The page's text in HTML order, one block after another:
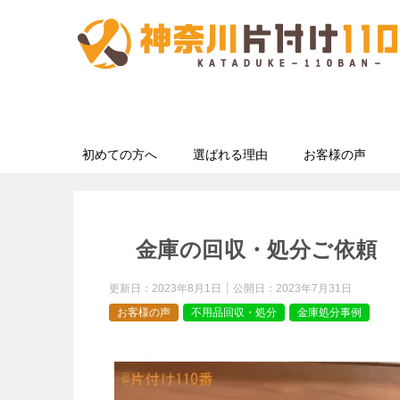
初めての方へ 選ばれる理由 お客様の声
金庫の回収・処分ご依頼
更新日： 2023年8月1日 公開日： 2023年7月31日
お客様の声
不用品回収・処分 金庫処分事例